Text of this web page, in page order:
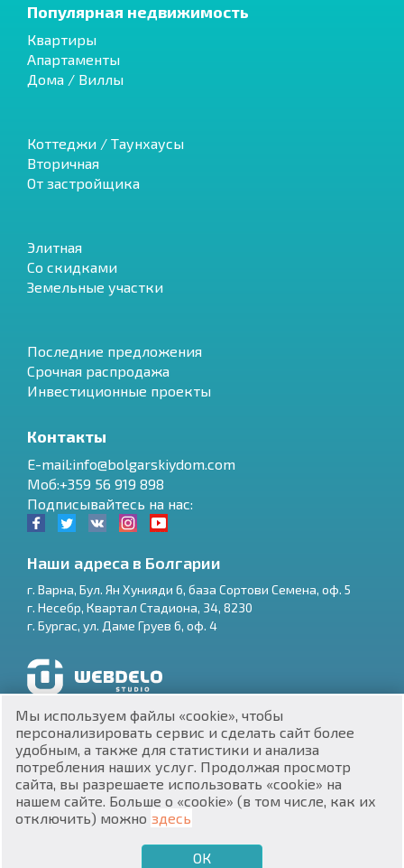
$
₽
₴
zł BG
Популярная недвижимость
Квартиры
Апартаменты
Дома / Виллы
Коттеджи / Таунхаусы
Вторичная
От застройщика
Элитная
Со скидками
Земельные участки
Последние предложения
Срочная распродажа
Инвестиционные проекты
Контакты
E-mail:info@bolgarskiydom.com
Моб:+359 56 919 898
Подписывайтесь на нас:
Наши адреса в Болгарии
г. Варна, Бул. Ян Хунияди 6, база Сортови Семена, оф. 5
г. Несебр, Квартал Стадиона, 34, 8230
г. Бургас, ул. Даме Груев 6, оф. 4
Разработка и SEO продвижение сайтов
ЕИК 201160903
Мы используем файлы «cookie», чтобы
персонализировать сервис и сделать сайт более
удобным, а также для статистики и анализа
потребления наших услуг. Продолжая просмотр
сайта, вы разрешаете использовать «cookie» на
нашем сайте. Больше о «cookie» (в том числе, как их
отключить) можно здесь
ОК